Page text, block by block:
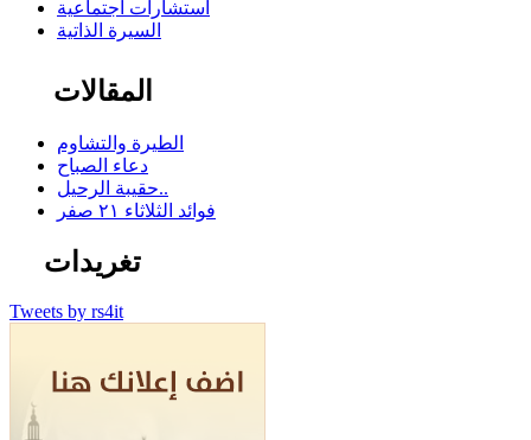
استشارات اجتماعية
السيرة الذاتية
المقالات
الطيرة والتشاوم
دعاء الصباح
حقيبة الرحيل..
فوائد الثلاثاء ٢١ صفر
تغريدات
Tweets by rs4it